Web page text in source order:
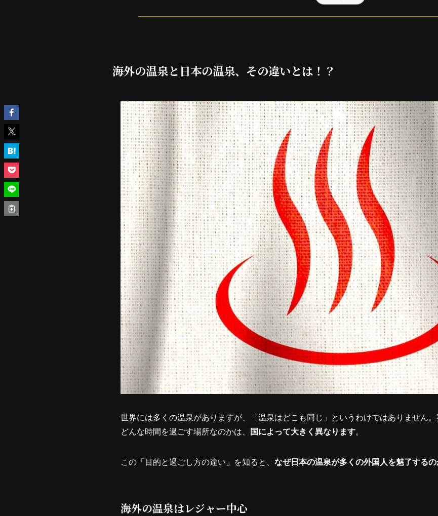
海外の温泉と日本の温泉、その違いとは！？
世界には多くの温泉がありますが、「温泉はどこも同じ」というわけではありません。
どんな時間を過ごす場所なのかは、 国によって大きく異なります。
この「目的と過ごし方の違い」を知ると、 なぜ日本の温泉が多くの外国人を魅了する
海外の温泉はレジャー中心